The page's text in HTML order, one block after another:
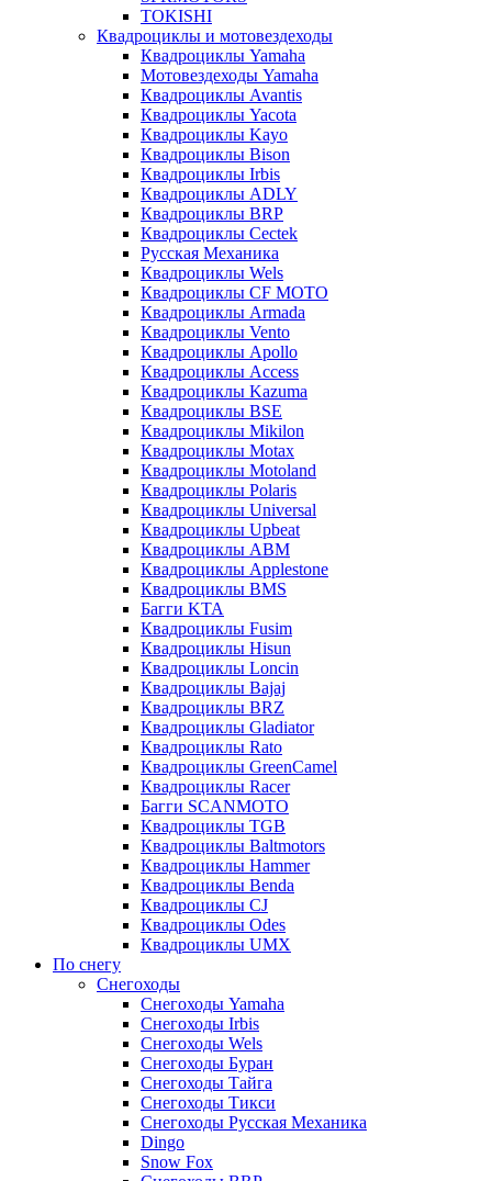
TOKISHI
Квадроциклы и мотовездеходы
Квадроциклы Yamaha
Мотовездеходы Yamaha
Квадроциклы Avantis
Квадроциклы Yacota
Квадроциклы Kayo
Квадроциклы Bison
Квадроциклы Irbis
Квадроциклы ADLY
Квадроциклы BRP
Квадроциклы Cectek
Русская Механика
Квадроциклы Wels
Квадроциклы CF MOTO
Квадроциклы Armada
Квадроциклы Vento
Квадроциклы Apollo
Квадроциклы Access
Квадроциклы Kazuma
Квадроциклы BSE
Квадроциклы Mikilon
Квадроциклы Motax
Квадроциклы Motoland
Квадроциклы Polaris
Квадроциклы Universal
Квадроциклы Upbeat
Квадроциклы ABM
Квадроциклы Applestone
Квадроциклы BMS
Багги KTA
Квадроциклы Fusim
Квадроциклы Hisun
Квадроциклы Loncin
Квадроциклы Bajaj
Квадроциклы BRZ
Квадроциклы Gladiator
Квадроциклы Rato
Квадроциклы GreenCamel
Квадроциклы Racer
Багги SCANMOTO
Квадроциклы TGB
Квадроциклы Baltmotors
Квадроциклы Hammer
Квадроциклы Benda
Квадроциклы CJ
Квадроциклы Odes
Квадроциклы UMX
По снегу
Снегоходы
Снегоходы Yamaha
Снегоходы Irbis
Снегоходы Wels
Снегоходы Буран
Снегоходы Тайга
Снегоходы Тикси
Снегоходы Русская Механика
Dingo
Snow Fox